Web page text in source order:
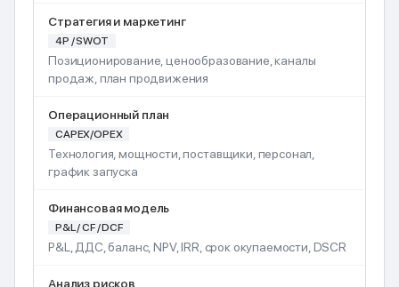
Стратегия и маркетинг
4P / SWOT
Позиционирование, ценообразование, каналы
продаж, план продвижения
Операционный план
CAPEX/OPEX
Технология, мощности, поставщики, персонал,
график запуска
Финансовая модель
P&L / CF / DCF
P&L, ДДС, баланс, NPV, IRR, срок окупаемости, DSCR
Анализ рисков